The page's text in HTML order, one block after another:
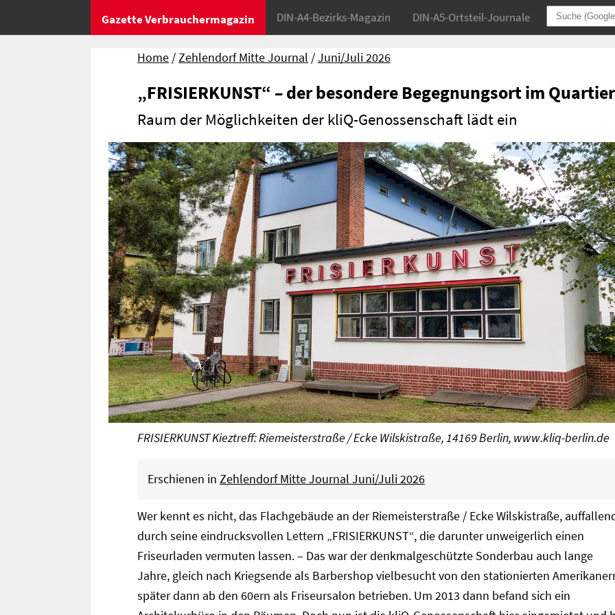
Gazette Verbrauchermagazin DIN-A4-Bezirks-Magazin DIN-A5-Ortsteil-Journale
Home Zehlendorf Mitte Journal Juni/Juli 2026
„FRISIERKUNST“ – der besondere Begegnungsort im Quartier
Raum der Möglichkeiten der kliQ-Genossenschaft lädt ein
FRISIERKUNST Kieztreff: Riemeisterstraße / Ecke Wilskistraße, 14169 Berlin, www.kliq-berlin.de
Erschienen in Zehlendorf Mitte Journal Juni/Juli 2026
Wer kennt es nicht, das Flachgebäude an der Riemeisterstraße / Ecke Wilskistraße,
durch seine eindrucksvollen Lettern „FRISIERKUNST“, die darunter unweigerlich einen
Friseurladen vermuten lassen. – Das war der denkmalgeschützte Sonderbau auch lange
Jahre, gleich nach Kriegsende als Barbershop vielbesucht von den stationierten
später dann ab den 60ern als Friseursalon betrieben. Um 2013 dann befand sich ein